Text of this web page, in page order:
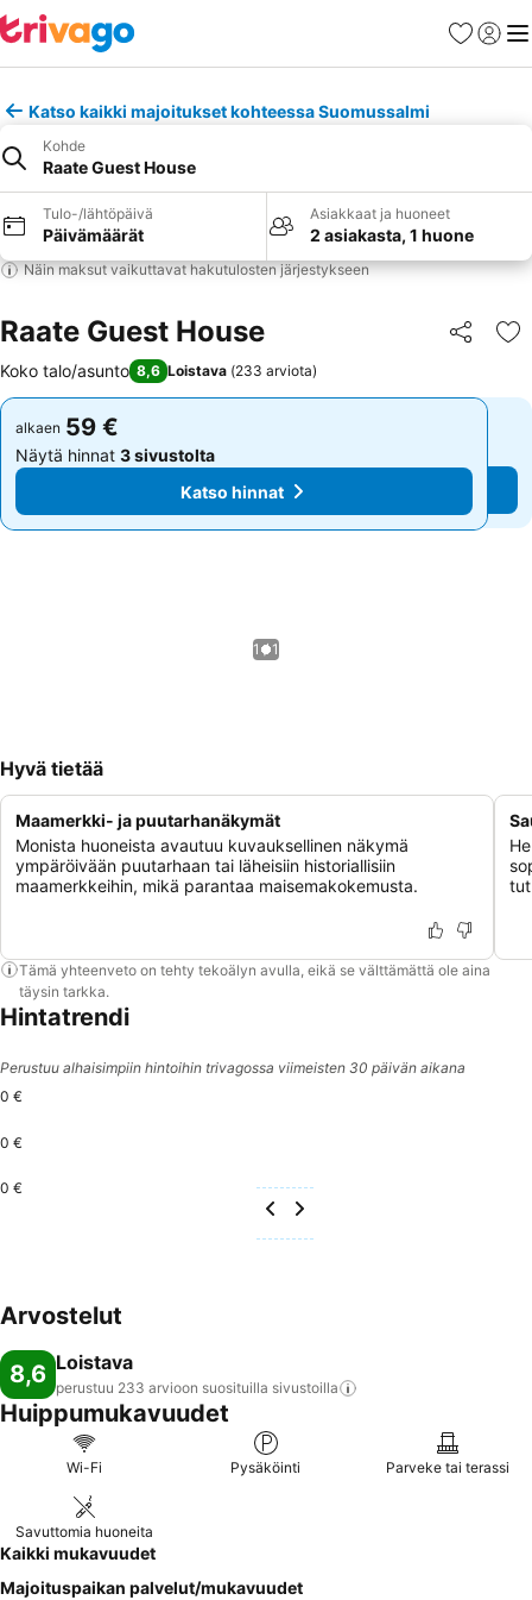
Suosikit
Katso kaikki majoitukset kohteessa Suomussalmi
Kohde
Raate Guest House
Tulo-/lähtöpäivä
Päivämäärät
Asiakkaat ja huoneet
2 asiakasta, 1 huone
Näin maksut vaikuttavat hakutulosten järjestykseen
Raate Guest House Jaa
Koko talo/asunto 8,6 Loistava (233 arviota)
alkaen 59 €
Näytä hinnat 3 sivustolta
Katso hinnat
alkaen 59 €
Näytä hinnat 3 sivustolta
Katso hinnat
1 / 1
Hyvä tietää
Maamerkki- ja puutarhanäkymät
Monista huoneista avautuu kuvauksellinen näkymä
ympäröivään puutarhaan tai läheisiin historiallisiin
maamerkkeihin, mikä parantaa maisemakokemusta.
Tämä yhteenveto on tehty tekoälyn avulla, eikä se välttämättä ole aina
täysin tarkka.
Hintatrendi
Perustuu alhaisimpiin hintoihin trivagossa viimeisten 30 päivän aikana
0 €
0 €
0 €
Arvostelut
8,6 Loistava
perustuu 233 arvioon suosituilla sivustoilla
Huippumukavuudet
Wi-Fi Pysäköinti Parveke tai terassi
Savuttomia huoneita
Kaikki mukavuudet
Majoituspaikan palvelut/mukavuudet